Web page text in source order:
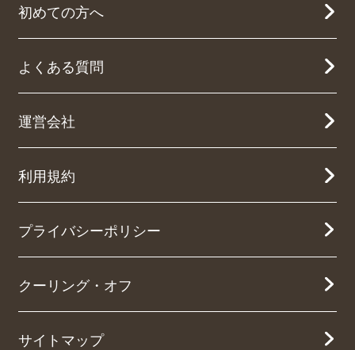
初めての方へ
よくある質問
運営会社
利用規約
プライバシーポリシー
クーリング・オフ
サイトマップ